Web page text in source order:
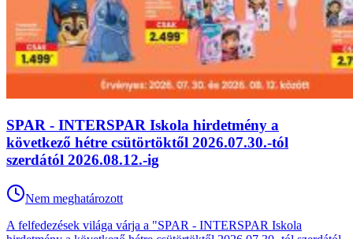
SPAR - INTERSPAR Iskola hirdetmény a
következő hétre csütörtöktől 2026.07.30.-tól
szerdától 2026.08.12.-ig
Nem meghatározott
A felfedezések világa várja a "SPAR - INTERSPAR Iskola